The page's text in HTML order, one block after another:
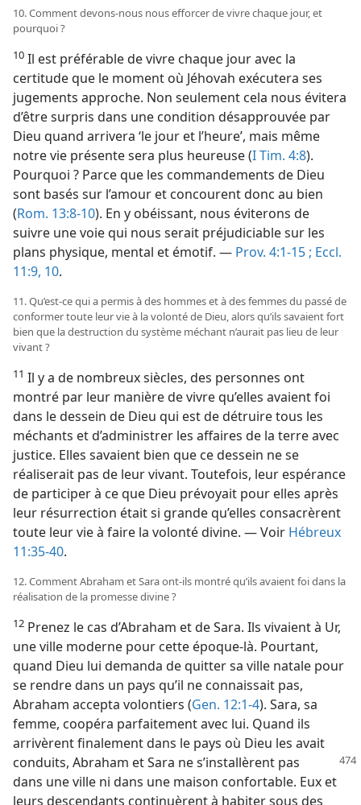
10. Comment devons-​nous nous efforcer de vivre chaque jour, et
pourquoi ?
10 Il est préférable de vivre chaque jour avec la
certitude que le moment où Jéhovah exécutera ses
jugements approche. Non seulement cela nous évitera
d’être surpris dans une condition désapprouvée par
Dieu quand arrivera ‘le jour et l’heure’, mais même
notre vie présente sera plus heureuse (I Tim. 4:8).
Pourquoi ? Parce que les commandements de Dieu
sont basés sur l’amour et concourent donc au bien
(Rom. 13:8-10). En y obéissant, nous éviterons de
suivre une voie qui nous serait préjudiciable sur les
plans physique, mental et émotif. — Prov. 4:1-15 ; Eccl.
11:9, 10.
11. Qu’est-​ce qui a permis à des hommes et à des femmes du passé de
conformer toute leur vie à la volonté de Dieu, alors qu’ils savaient fort
bien que la destruction du système méchant n’aurait pas lieu de leur
vivant ?
11 Il y a de nombreux siècles, des personnes ont
montré par leur manière de vivre qu’elles avaient foi
dans le dessein de Dieu qui est de détruire tous les
méchants et d’administrer les affaires de la terre avec
justice. Elles savaient bien que ce dessein ne se
réaliserait pas de leur vivant. Toutefois, leur espérance
de participer à ce que Dieu prévoyait pour elles après
leur résurrection était si grande qu’elles consacrèrent
toute leur vie à faire la volonté divine. — Voir Hébreux
11:35-40.
12. Comment Abraham et Sara ont-​ils montré qu’ils avaient foi dans la
réalisation de la promesse divine ?
12 Prenez le cas d’Abraham et de Sara. Ils vivaient à Ur,
une ville moderne pour cette époque-​là. Pourtant,
quand Dieu lui demanda de quitter sa ville natale pour
se rendre dans un pays qu’il ne connaissait pas,
Abraham accepta volontiers (Gen. 12:1-4). Sara, sa
femme, coopéra parfaitement avec lui. Quand ils
arrivèrent finalement dans le pays où Dieu les avait
conduits, Abraham et Sara ne s’installèrent pas
dans une ville ni dans une maison confortable. Eux et
leurs descendants continuèrent à habiter sous des